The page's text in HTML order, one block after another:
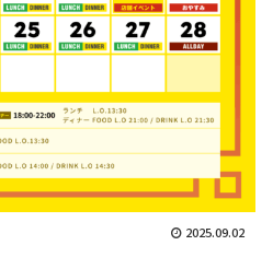
2025.09.02